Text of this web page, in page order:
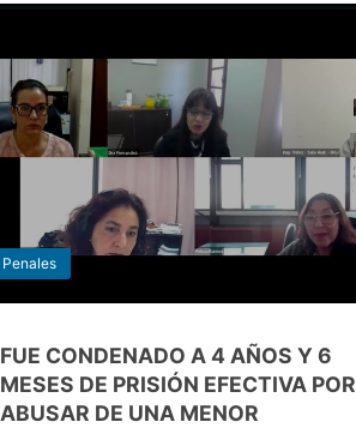
Penales
FUE CONDENADO A 4 AÑOS Y 6
MESES DE PRISIÓN EFECTIVA POR
ABUSAR DE UNA MENOR